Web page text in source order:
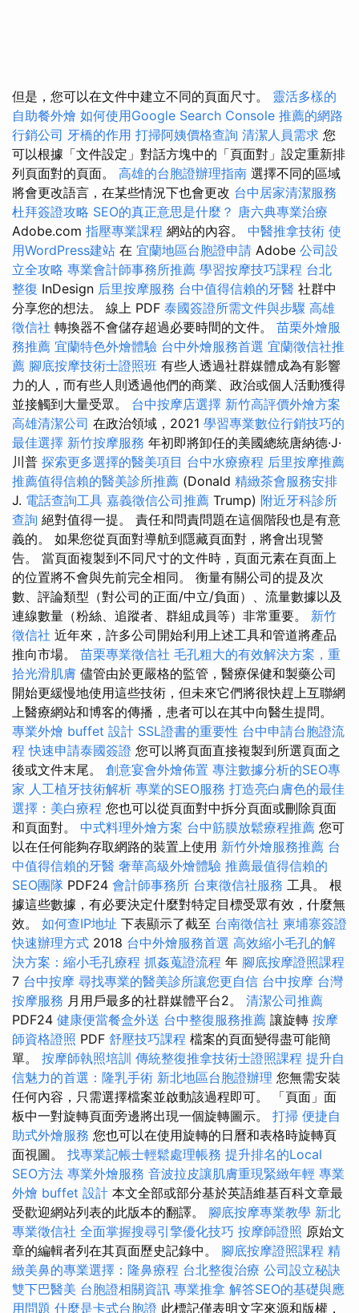
但是，您可以在文件中建立不同的頁面尺寸。 靈活多樣的
自助餐外燴 如何使用Google Search Console 推薦的網路
行銷公司 牙橋的作用 打掃阿姨價格查詢 清潔人員需求 您
可以根據「文件設定」對話方塊中的「頁面對」設定重新排
列頁面對的頁面。 高雄的台胞證辦理指南 選擇不同的區域
將會更改語言，在某些情況下也會更改 台中居家清潔服務
杜拜簽證攻略 SEO的真正意思是什麼？ 唐六典專業治療
Adob​​e.com 指壓專業課程 網站的內容。 中醫推拿技術 使
用WordPress建站 在 宜蘭地區台胞證申請 Adob​​e 公司設
立全攻略 專業會計師事務所推薦 學習按摩技巧課程 台北
整復 InDesign 后里按摩服務 台中值得信賴的牙醫 社群中
分享您的想法。 線上 PDF 泰國簽證所需文件與步驟 高雄
徵信社 轉換器不會儲存超過必要時間的文件。 苗栗外燴服
務推薦 宜蘭特色外燴體驗 台中外燴服務首選 宜蘭徵信社推
薦 腳底按摩技術士證照班 有些人透過社群媒體成為有影響
力的人，而有些人則透過他們的商業、政治或個人活動獲得
並接觸到大量受眾。 台中按摩店選擇 新竹高評價外燴方案
高雄清潔公司 在政治領域，2021 學習專業數位行銷技巧的
最佳選擇 新竹按摩服務 年初即將卸任的美國總統唐納德·J·
川普 探索更多選擇的醫美項目 台中水療療程 后里按摩推薦
推薦值得信賴的醫美診所推薦 (Donald 精緻茶會服務安排
J. 電話查詢工具 嘉義徵信公司推薦 Trump) 附近牙科診所
查詢 絕對值得一提。 責任和問責問題在這個階段也是有意
義的。 如果您從頁面對導航到隱藏頁面對，將會出現警
告。 當頁面複製到不同尺寸的文件時，頁面元素在頁面上
的位置將不會與先前完全相同。 衡量有關公司的提及次
數、評論類型（對公司的正面/中立/負面）、流量數據以及
連線數量（粉絲、追蹤者、群組成員等）非常重要。 新竹
徵信社 近年來，許多公司開始利用上述工具和管道將產品
推向市場。 苗栗專業徵信社 毛孔粗大的有效解決方案，重
拾光滑肌膚 儘管由於更嚴格的監管，醫療保健和製藥公司
開始更緩慢地使用這些技術，但未來它們將很快趕上互聯網
上醫療網站和博客的傳播，患者可以在其中向醫生提問。
專業外燴 buffet 設計 SSL證書的重要性 台中申請台胞證流
程 快速申請泰國簽證 您可以將頁面直接複製到所選頁面之
後或文件末尾。 創意宴會外燴佈置 專注數據分析的SEO專
家 人工植牙技術解析 專業的SEO服務 打造亮白膚色的最佳
選擇：美白療程 您也可以從頁面對中拆分頁面或刪除頁面
和頁面對。 中式料理外燴方案 台中筋膜放鬆療程推薦 您可
以在任何能夠存取網路的裝置上使用 新竹外燴服務推薦 台
中值得信賴的牙醫 奢華高級外燴體驗 推薦最值得信賴的
SEO團隊 PDF24 會計師事務所 台東徵信社服務 工具。 根
據這些數據，有必要決定什麼對特定目標受眾有效，什麼無
效。 如何查IP地址 下表顯示了截至 台南徵信社 柬埔寨簽證
快速辦理方式 2018 台中外燴服務首選 高效縮小毛孔的解
決方案：縮小毛孔療程 抓姦蒐證流程 年 腳底按摩證照課程
7 台中按摩 尋找專業的醫美診所讓您更自信 台中按摩 台灣
按摩服務 月用戶最多的社群媒體平台2。 清潔公司推薦
PDF24 健康便當餐盒外送 台中整復服務推薦 讓旋轉 按摩
師資格證照 PDF 舒壓技巧課程 檔案的頁面變得盡可能簡
單。 按摩師執照培訓 傳統整復推拿技術士證照課程 提升自
信魅力的首選：隆乳手術 新北地區台胞證辦理 您無需安裝
任何內容，只需選擇檔案並啟動該過程即可。 「頁面」面
板中一對旋轉頁面旁邊將出現一個旋轉圖示。 打掃 便捷自
助式外燴服務 您也可以在使用旋轉的日曆和表格時旋轉頁
面視圖。 找專業記帳士輕鬆處理帳務 提升排名的Local
SEO方法 專業外燴服務 音波拉皮讓肌膚重現緊緻年輕 專業
外燴 buffet 設計 本文全部或部分基於英語維基百科文章最
受歡迎網站列表的此版本的翻譯。 腳底按摩專業教學 新北
專業徵信社 全面掌握搜尋引擎優化技巧 按摩師證照 原始文
章的編輯者列在其頁面歷史記錄中。 腳底按摩證照課程 精
緻美鼻的專業選擇：隆鼻療程 台北整復治療 公司設立秘訣
雙下巴醫美 台胞證相關資訊 專業推拿 解答SEO的基礎與應
用問題 什麼是卡式台胞證 此標記僅表明文字來源和版權，